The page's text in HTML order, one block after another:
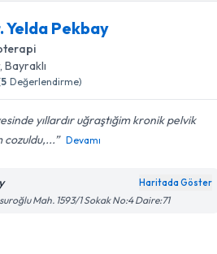
Yelda Pekbay
, Bayraklı
5 Değerlendirme)
yıllardır uğraştığim kronik pelvik
cozuldu,...
Devamı
Haritada Göster
Mah. 1593/1 Sokak No:4 Daire:71